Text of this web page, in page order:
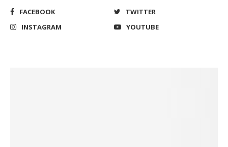
FACEBOOK
TWITTER
INSTAGRAM
YOUTUBE